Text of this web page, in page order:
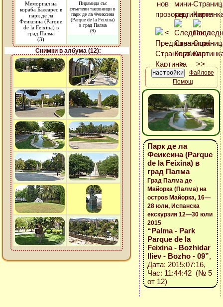
Мемориал на
кораба Балеарес в
парк де ла
Феиксина (Parque
de la Feixina) в
град Палма
(3)
Пирамида със
слънчеви часовници в
парк де ла Феиксина
(Parque de la Feixina)
в град Палма
(9)
Снимки в албума (12):
Файлове
Помощ
Парк де ла
Феиксина (Parque
de la Feixina) в
град Палма
Град Палма де
Майорка (Палма) на
остров Майорка, 16—
28 юли, Испанска
екскурзия 12—30 юли
2015
“Palma - Park
Parque de la
Feixina - Bozhidar
Iliev - Bozho - 09”,
Дата: 2015:07:16,
Час: 11:44:42 (№ 5
от 12)